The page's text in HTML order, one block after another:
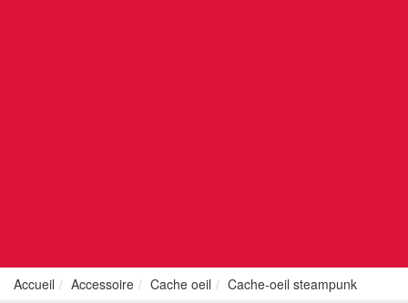
Accueil Accessoire Cache oeil Cache-oeil steampunk